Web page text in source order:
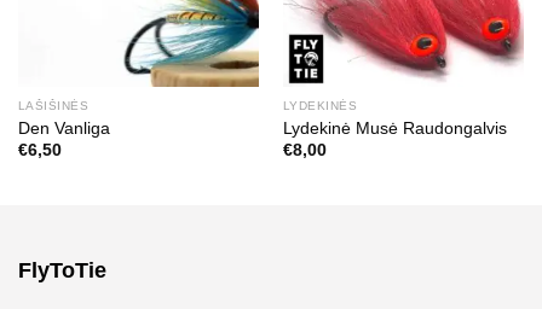
LAŠIŠINĖS
Den Vanliga
€6,50
LYDEKINĖS
Lydekinė Musė Raudongalvis
€8,00
FlyToTie